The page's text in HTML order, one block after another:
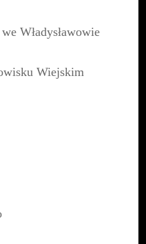
Władysławowie
Wiejskim